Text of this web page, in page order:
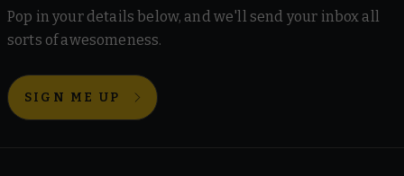
Pop in your details below, and we'll send your inbox all
sorts of awesomeness.
SIGN ME UP